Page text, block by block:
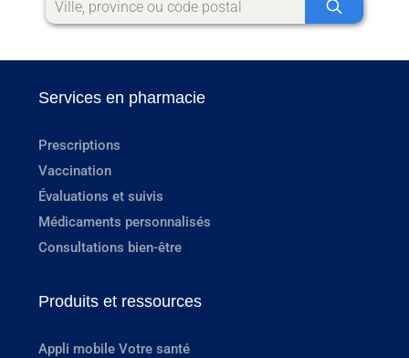
Services en pharmacie
Prescriptions
Vaccination
Évaluations et suivis
Médicaments personnalisés
Consultations bien-être
Produits et ressources
Appli mobile Votre santé